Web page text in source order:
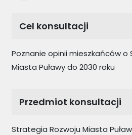
Cel konsultacji
Poznanie opinii mieszkańców o
Miasta Puławy do 2030 roku
Przedmiot konsultacji
Strategia Rozwoju Miasta